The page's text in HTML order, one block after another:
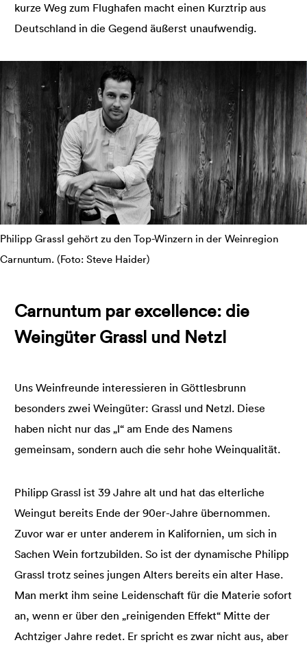
kurze Weg zum Flughafen macht einen Kurztrip aus
Deutschland in die Gegend äußerst unaufwendig.
Philipp Grassl gehört zu den Top-Winzern in der Weinregion
Carnuntum. (Foto: Steve Haider)
Carnuntum par excellence: die
Weingüter Grassl und Netzl
Uns Weinfreunde interessieren in Göttlesbrunn
besonders zwei Weingüter: Grassl und Netzl. Diese
haben nicht nur das „l“ am Ende des Namens
gemeinsam, sondern auch die sehr hohe Weinqualität.
Philipp Grassl ist 39 Jahre alt und hat das elterliche
Weingut bereits Ende der 90er-Jahre übernommen.
Zuvor war er unter anderem in Kalifornien, um sich in
Sachen Wein fortzubilden. So ist der dynamische Philipp
Grassl trotz seines jungen Alters bereits ein alter Hase.
Man merkt ihm seine Leidenschaft für die Materie sofort
an, wenn er über den „reinigenden Effekt“ Mitte der
Achtziger Jahre redet. Er spricht es zwar nicht aus, aber